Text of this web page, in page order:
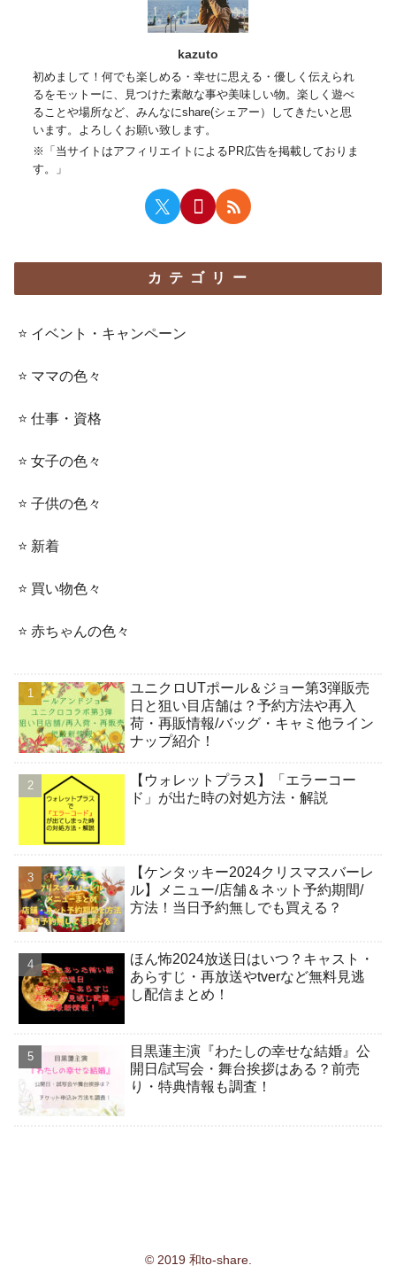
kazuto
初めまして！何でも楽しめる・幸せに思える・優しく伝えられ
るをモットーに、見つけた素敵な事や美味しい物。楽しく遊べ
ることや場所など、みんなにshare(シェアー）してきたいと思
います。よろしくお願い致します。
※「当サイトはアフィリエイトによるPR広告を掲載しておりま
す。」
カテゴリー
⭐️ イベント・キャンペーン
⭐️ ママの色々
⭐️ 仕事・資格
⭐️ 女子の色々
⭐️ 子供の色々
⭐️ 新着
⭐️ 買い物色々
⭐️ 赤ちゃんの色々
ユニクロUTポール＆ジョー第3弾販売
日と狙い目店舗は？予約方法や再入
荷・再販情報/バッグ・キャミ他ライン
ナップ紹介！
【ウォレットプラス】「エラーコー
ド」が出た時の対処方法・解説
【ケンタッキー2024クリスマスバーレ
ル】メニュー/店舗＆ネット予約期間/
方法！当日予約無しでも買える？
ほん怖2024放送日はいつ？キャスト・
あらすじ・再放送やtverなど無料見逃
し配信まとめ！
目黒蓮主演『わたしの幸せな結婚』公
開日/試写会・舞台挨拶はある？前売
り・特典情報も調査！
© 2019 和to-share.